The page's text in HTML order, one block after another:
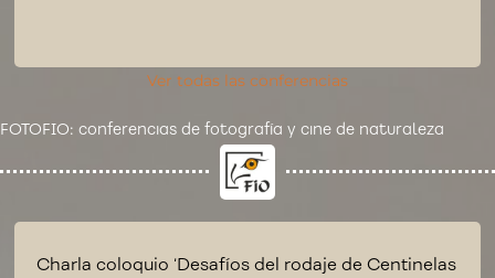
Ver todas las conferencias
FOTOFIO: conferencias de fotografía y cine de naturaleza
Charla coloquio ‘Desafíos del rodaje de Centinelas